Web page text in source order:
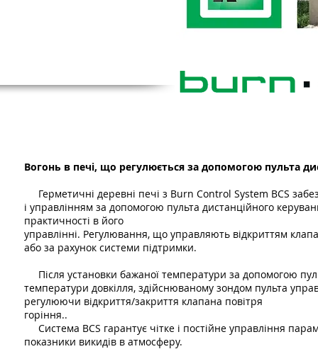
Вогонь в печі, що регулюється за допомогою пульта
Герметичні деревні печі з Burn Control System BCS
і управлінням за допомогою пульта дистанційного
практичності в його
управлінні. Регулювання, що управляють відкриттям
або за рахунок системи підтримки.
Після установки бажаної температури за допомогою
температури довкілля, здійснюваному зондом пульта
регулюючи відкриття/закриття клапана повітря
горіння..
Система BCS гарантує чітке і постійне управління
показники викидів в атмосферу.